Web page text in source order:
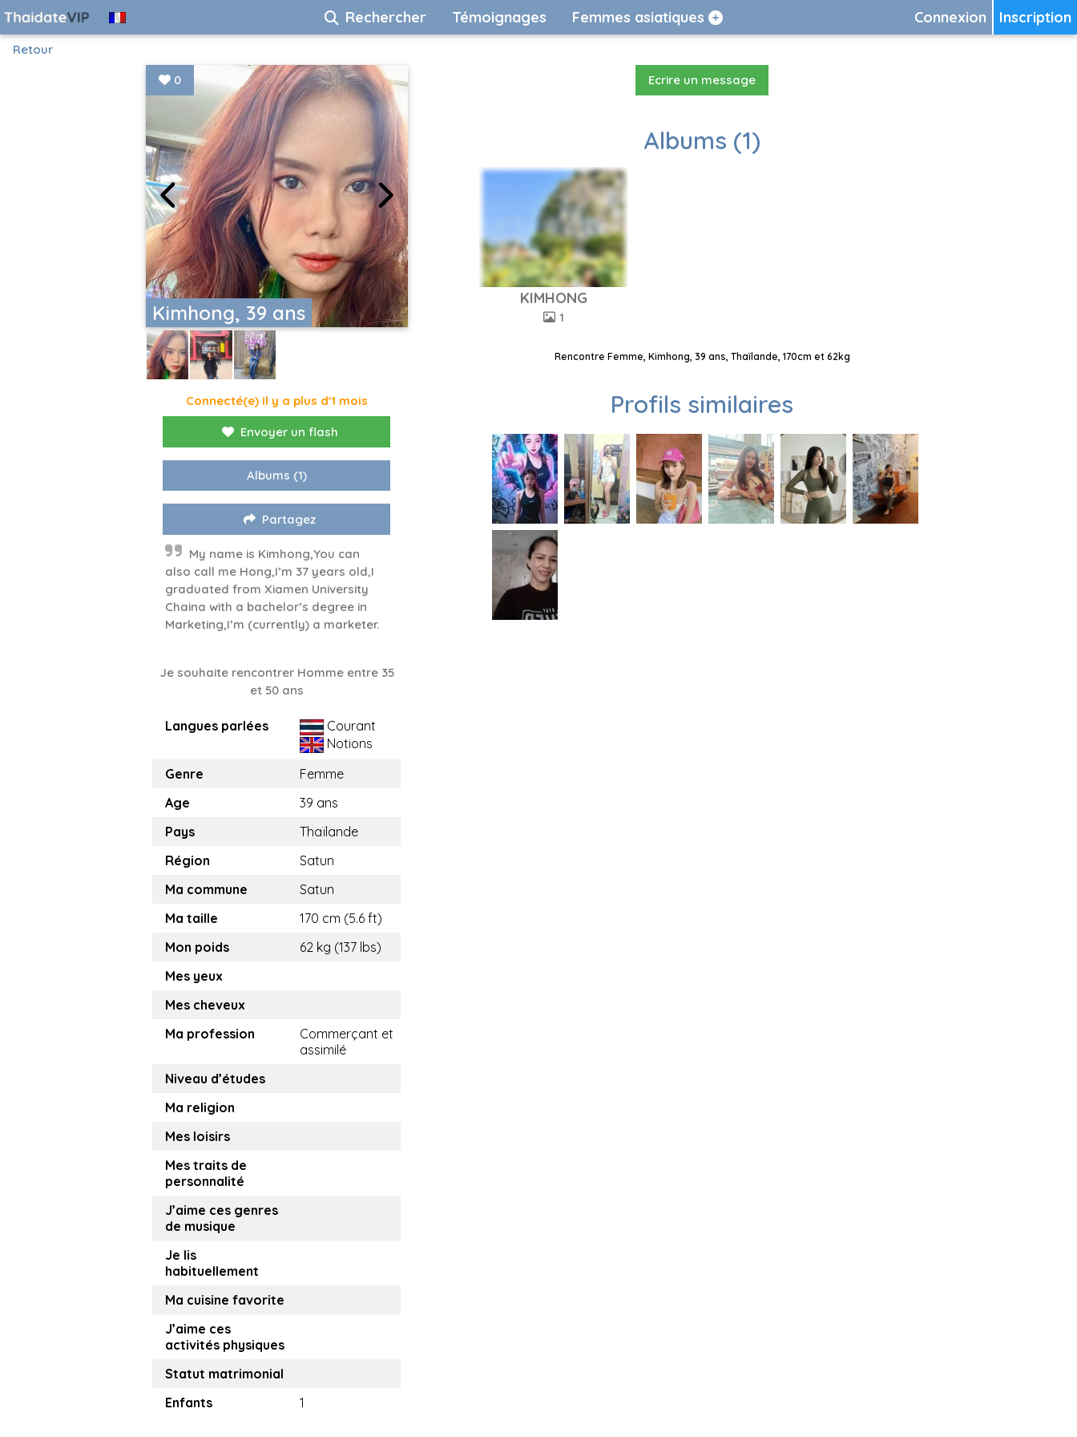
Inscription
Connexion
Rechercher Témoignages Femmes asiatiques
Retour
Kimhong, 39 ans
0
Connecté(e) il y a plus d'1 mois
Envoyer un flash
Albums (1)
Partagez
My name is Kimhong,You can
also call me Hong,I’m 37 years old,I
graduated from Xiamen University
Chaina with a bachelor’s degree in
Marketing,I’m (currently) a marketer.
Je souhaite rencontrer Homme entre 35
et 50 ans
Langues parlées
Courant
Notions
Genre
Femme
Age
39 ans
Pays
Thaïlande
Région
Satun
Ma commune
Satun
Ma taille
170 cm (5.6 ft)
Mon poids
62 kg (137 lbs)
Mes yeux
Mes cheveux
Ma profession
Commerçant et
assimilé
Niveau d’études
Ma religion
Mes loisirs
Mes traits de
personnalité
J’aime ces genres
de musique
Je lis
habituellement
Ma cuisine favorite
J’aime ces
activités physiques
Statut matrimonial
Enfants
1
Ecrire un message
Albums (1)
KIMHONG
1
Rencontre Femme, Kimhong, 39 ans, Thaïlande, 170cm et 62kg
Profils similaires